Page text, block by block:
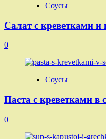
Соусы
Салат с креветками и
0
Соусы
Паста с креветками в
0